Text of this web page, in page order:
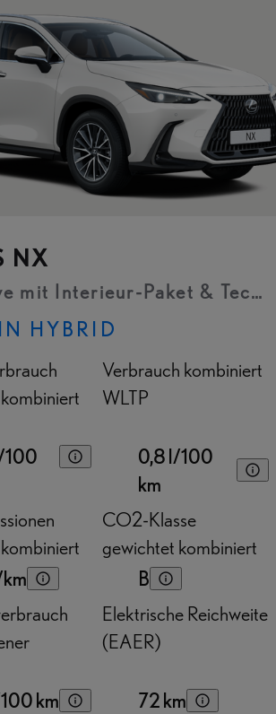
NX
mit Interieur-Paket &
HYBRID
100
Verbrauch kombiniert
WLTP
0,8 l/100
km
CO2-Klasse
gewichtet kombiniert
B
km
Elektrische Reichweite
(EAER)
72 km